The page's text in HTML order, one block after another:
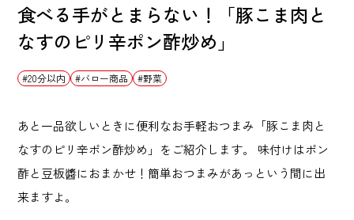
食べる手がとまらない！「豚こま肉と
なすのピリ辛ポン酢炒め」
20分以内 バロー商品 野菜
あと一品欲しいときに便利なお手軽おつまみ「豚こま肉と
なすのピリ辛ポン酢炒め」をご紹介します。 味付けはポン
酢と豆板醬におまかせ！簡単おつまみがあっという間に出
来ますよ。